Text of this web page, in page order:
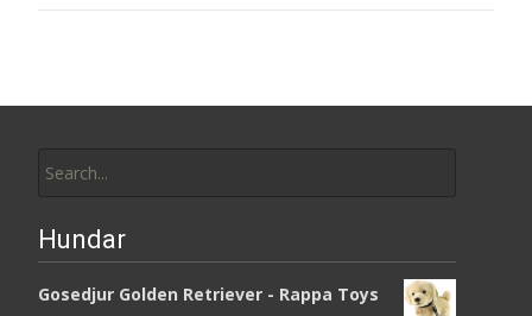
for:
Hundar
Gosedjur Golden Retriever - Rappa Toys